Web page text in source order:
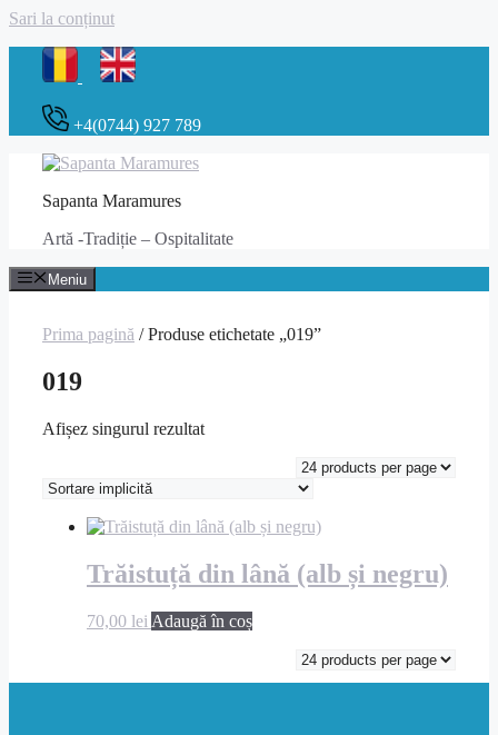
Sari la conținut
+4(0744) 927 789
Sapanta Maramures
Artă -Tradiție – Ospitalitate
Meniu
Prima pagină / Produse etichetate „019”
019
Afișez singurul rezultat
Trăistuță din lână (alb și negru)
70,00 lei Adaugă în coș